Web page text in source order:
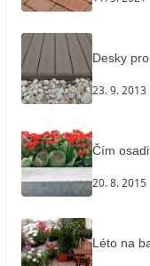
Desky
23. 9. 2013
Čím
20. 8. 2015
Léto na